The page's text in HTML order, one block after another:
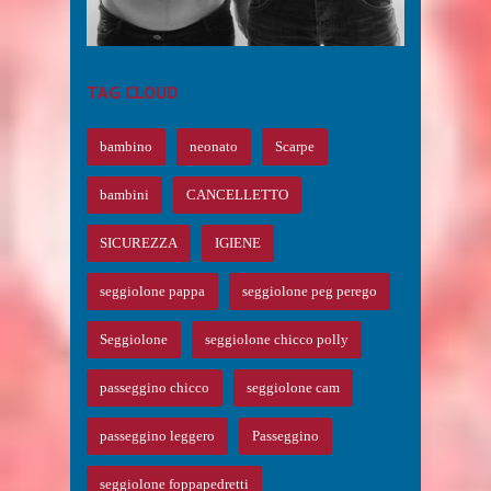
TAG CLOUD
bambino neonato Scarpe
bambini CANCELLETTO
SICUREZZA IGIENE
seggiolone pappa seggiolone peg perego
Seggiolone seggiolone chicco polly
passeggino chicco seggiolone cam
passeggino leggero Passeggino
seggiolone foppapedretti